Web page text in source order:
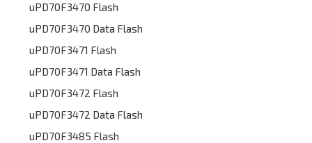
uPD70F3470 Flash
uPD70F3470 Data Flash
uPD70F3471 Flash
uPD70F3471 Data Flash
uPD70F3472 Flash
uPD70F3472 Data Flash
uPD70F3485 Flash